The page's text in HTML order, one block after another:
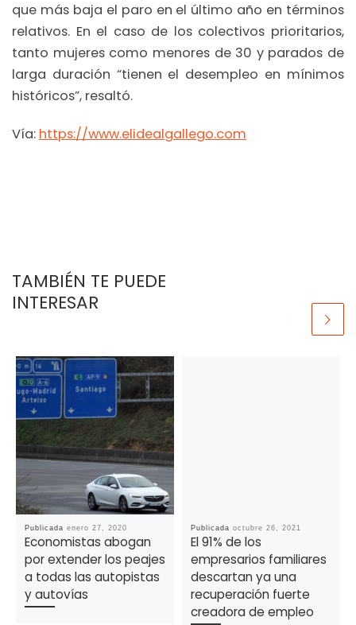
que más baja el paro en el último año en términos
relativos. En el caso de los colectivos prioritarios,
tanto mujeres como menores de 30 y parados de
larga duración “tienen el desempleo en mínimos
históricos”, resaltó.
Vía: https://www.elidealgallego.com
TAMBIÉN TE PUEDE
INTERESAR
Publicada enero 27, 2020
Economistas abogan
por extender los peajes
a todas las autopistas
y autovías
Publicada octubre 26, 2021
El 91% de los
empresarios familiares
descartan ya una
recuperación fuerte
creadora de empleo